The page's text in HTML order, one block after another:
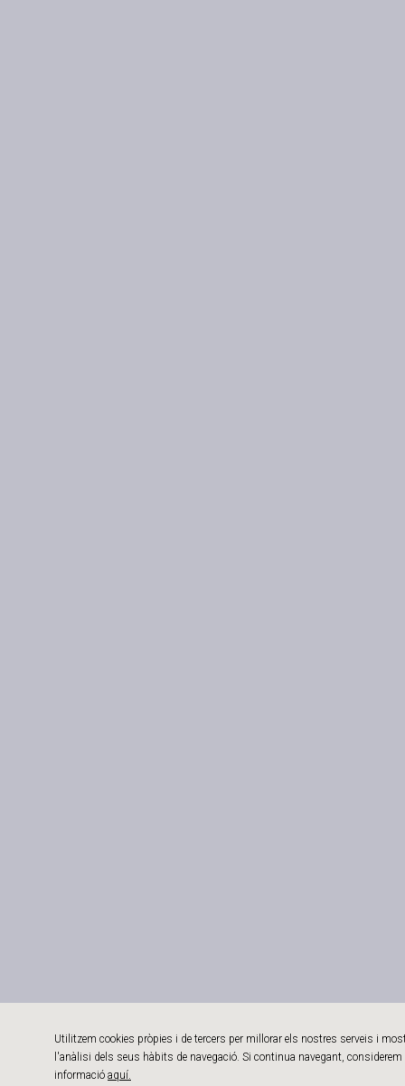
Utilitzem cookies pròpies i de tercers per millorar els nostres serveis i
l'anàlisi dels seus hàbits de navegació. Si continua navegant,
informació aquí.